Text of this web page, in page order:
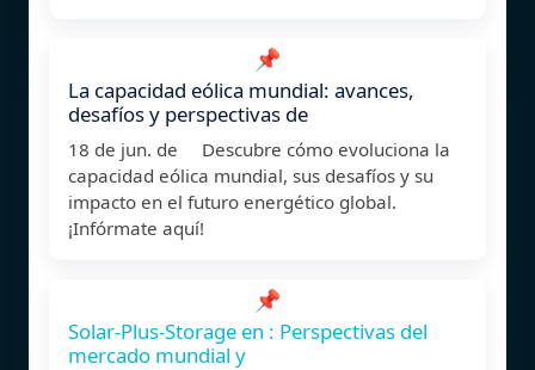
📌
La capacidad eólica mundial: avances,
desafíos y perspectivas de
18 de jun. de Descubre cómo evoluciona la
capacidad eólica mundial, sus desafíos y su
impacto en el futuro energético global.
¡Infórmate aquí!
📌
Solar-Plus-Storage en : Perspectivas del
mercado mundial y